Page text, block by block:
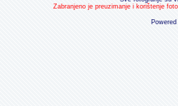
Zabranjeno je preuzimanje i korištenje